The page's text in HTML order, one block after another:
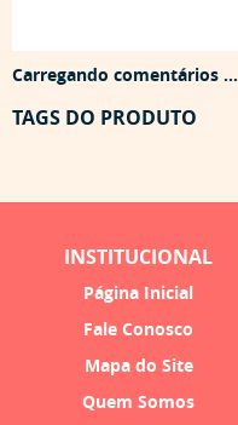
Carregando comentários ...
TAGS DO PRODUTO
INSTITUCIONAL
Página Inicial
Fale Conosco
Mapa do Site
Quem Somos